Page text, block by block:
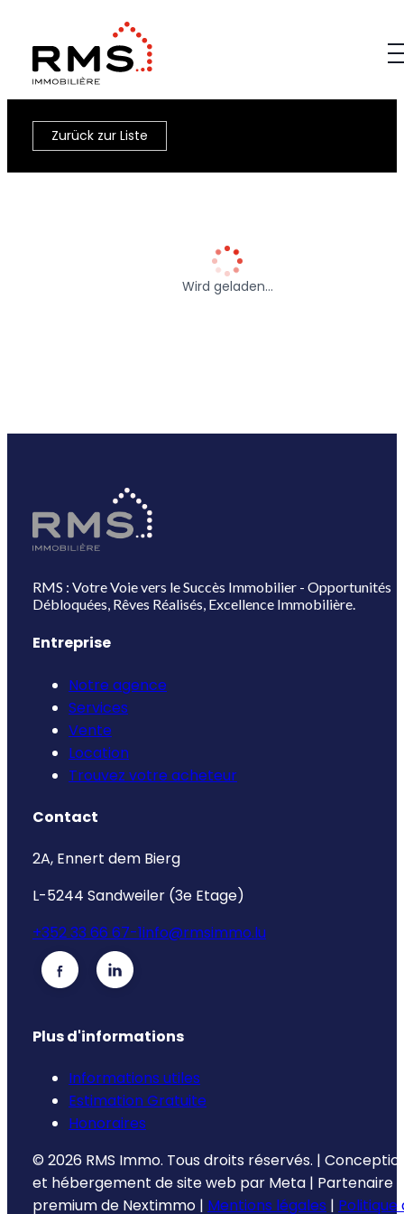
Zurück zur Liste
Wird geladen…
RMS : Votre Voie vers le Succès Immobilier - Opportunités
Débloquées, Rêves Réalisés, Excellence Immobilière.
Entreprise
Notre agence
Services
Vente
Location
Trouvez votre acheteur
Contact
2A, Ennert dem Bierg
L-5244 Sandweiler (3e Etage)
+352 33 66 67-1info@rmsimmo.lu
Plus d'informations
Informations utiles
Estimation Gratuite
Honoraires
© 2026 RMS Immo. Tous droits réservés. |
et hébergement de site web par Meta | Partenaire
premium de Nextimmo | Mentions légales | Politique